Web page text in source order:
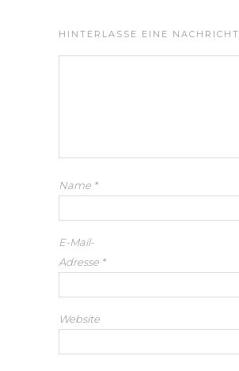
HINTERLASSE EINE NACHRICHT
Name *
E-Mail-
Adresse *
Website